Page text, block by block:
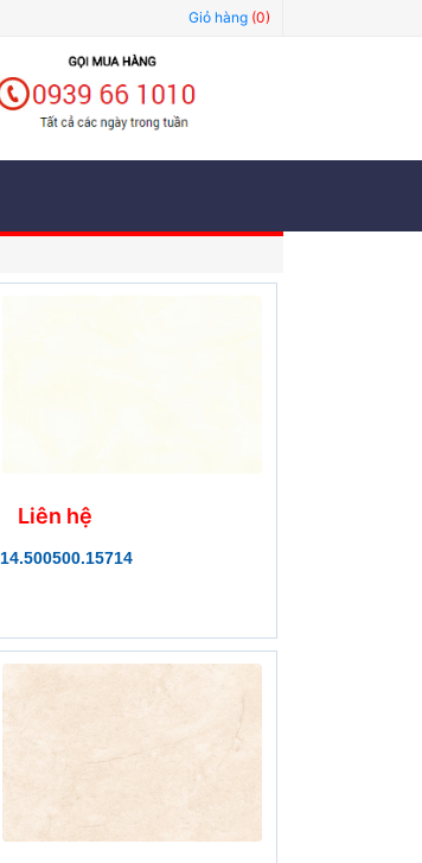
Giỏ hàng (0)
Liên hệ
14.500500.15714